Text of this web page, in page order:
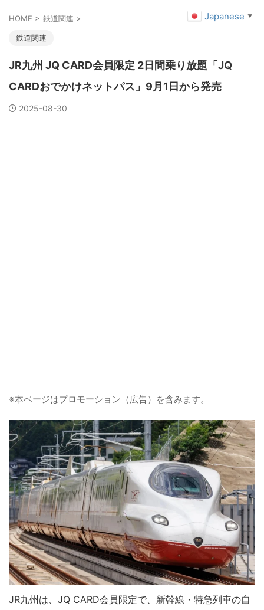
HOME > 鉄道関連 >
鉄道関連
JR九州 JQ CARD会員限定 2日間乗り放題「JQ
CARDおでかけネットパス」9月1日から発売
2025-08-30
※本ページはプロモーション（広告）を含みます。
JR九州は、JQ CARD会員限定で、新幹線・特急列車の自
Japanese ▼